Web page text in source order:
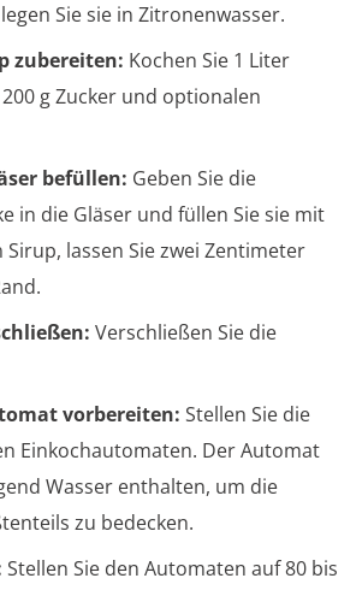
Sie sie in Zitronenwasser.
zubereiten: Kochen Sie 1 Liter
g Zucker und optionalen
befüllen: Geben Sie die
in die Gläser und füllen Sie sie mit
Sirup, lassen Sie zwei Zentimeter
Verschließen Sie die
vorbereiten: Stellen Sie die
Einkochautomaten. Der Automat
Wasser enthalten, um die
zu bedecken.
Stellen Sie den Automaten auf 80 bis